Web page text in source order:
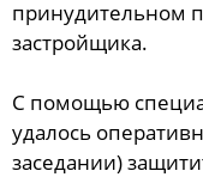
принудительном
застройщика.
С помощью
удалось
заседании)